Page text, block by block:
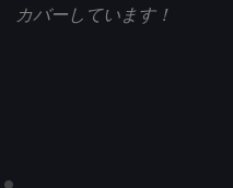
カバーしています！